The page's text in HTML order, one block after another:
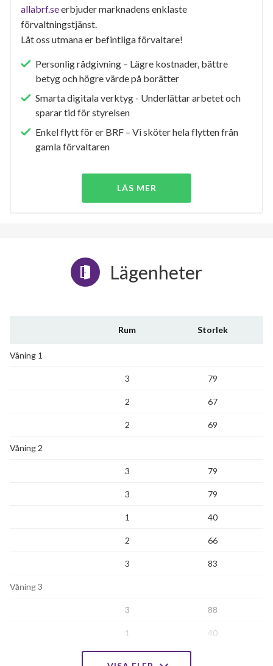
allabrf.seerbjuder marknadens enklaste
förvaltningstjänst.
Låt oss utmana er befintliga förvaltare!
Personlig rådgivning – Lägre kostnader, bättre
betyg och högre värde på borätter
Smarta digitala verktyg - Underlättar arbetet och
sparar tid för styrelsen
Enkel flytt för er BRF – Vi sköter hela flytten från
gamla förvaltaren
LÄS MER
Lägenheter
Rum Storlek
Våning 1
3 79
2 67
2 69
Våning 2
3 79
3 79
1 40
2 66
3 83
Våning 3
3 88
1 40